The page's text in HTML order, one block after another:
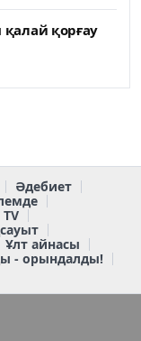
қорғау
Әдебиет
Ұлт айнасы
- орындалды!